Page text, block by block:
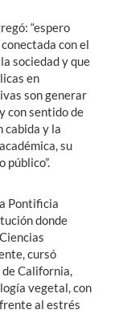
“espero
con el
sociedad y que
en
son generar
con sentido de
cabida y la
su
Pontificia
donde
cursó
California,
vegetal, con
al estrés